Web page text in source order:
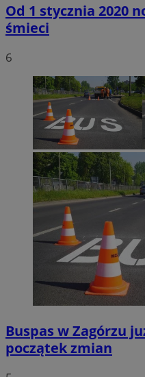
Od 1 stycznia 2020
śmieci
6
Buspas w Zagórzu
początek zmian